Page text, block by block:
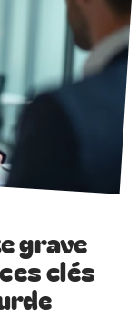
grave
clés